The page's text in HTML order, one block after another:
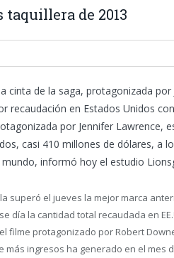
taquillera de 2013
cinta de la saga, protagonizada
recaudación en Estados Unidos
por Jennifer Lawrence,
casi 410 millones de dólares, a
informó hoy el estudio
superó el jueves la mejor marca
día la cantidad total recaudada en
protagonizado por Robert
ingresos ha generado en el mes